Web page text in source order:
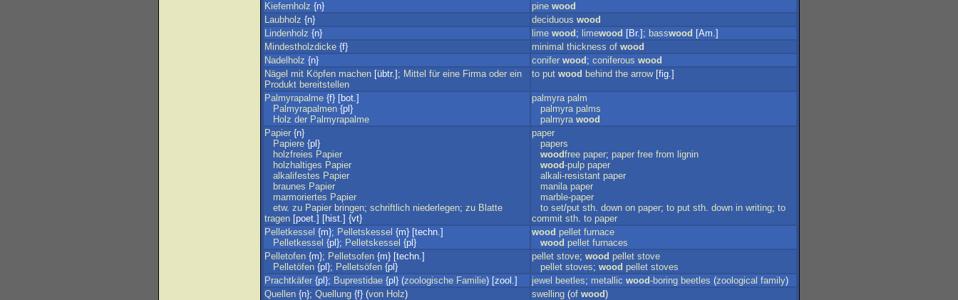
Kiefernholz {n} pine wood
Laubholz {n} deciduous wood
Lindenholz {n} lime wood ; limewood [Br.]; basswood [Am.]
Mindestholzdicke {f} minimal thickness of wood
Nadelholz {n} conifer wood ; coniferous wood
Nägel mit Köpfen machen [übtr.]; Mittel für eine Firma oder ein
Produkt bereitstellen
to put wood behind the arrow[fig.]
Palmyrapalme {f} [bot.]
Palmyrapalmen {pl}
Holz der Palmyrapalme
palmyra palm
palmyra palms
palmyra wood
Papier {n}
Papiere {pl}
holzfreies Papier
holzhaltiges Papier
alkalifestes Papier
braunes Papier
marmoriertes Papier
etw. zu Papier bringen; schriftlich niederlegen; zu Blatte
tragen [poet.] [hist.] {vt}
paper
papers
woodfree paper; paper free from lignin
wood-pulp paper
alkali-resistant paper
manila paper
marble-paper
to set/put sth. down on paper; to put sth. down in writing; to
commit sth. to paper
Pelletkessel {m}; Pelletskessel {m} [techn.]
Pelletkessel {pl}; Pelletskessel {pl}
wood pellet furnace
wood pellet furnaces
Pelletofen {m}; Pelletsofen {m} [techn.]
Pelletöfen {pl}; Pelletsöfen {pl}
pellet stove; wood pellet stove
pellet stoves; wood pellet stoves
Prachtkäfer {pl}; Buprestidae {pl} (zoologische Familie) [zool.] jewel beetles; metallic wood-boring beetles (zoological family)
Quellen {n}; Quellung {f} (von Holz) swelling (of wood)